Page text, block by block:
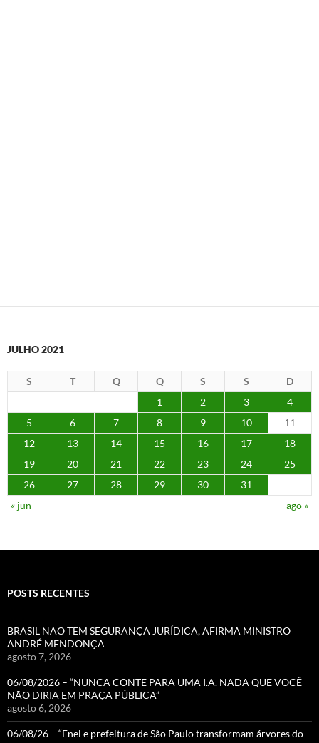
JULHO 2021
S T Q Q S S
D
1
2 3
4
5
6 7 8 9 10
11
12
13 14 15 16 17
18
19
20 21 22 23 24
25
26
27 28 29 30
31
« jun
ago »
POSTS RECENTES
BRASIL NÃO TEM SEGURANÇA JURÍDICA, AFIRMA MINISTRO
ANDRÉ MENDONÇA
agosto 7, 2026
06/08/2026 – “NUNCA CONTE PARA UMA I.A. NADA QUE VOCÊ
NÃO DIRIA EM PRAÇA PÚBLICA”
agosto 6, 2026
06/08/26 – “Enel e prefeitura de São Paulo transformam árvores do